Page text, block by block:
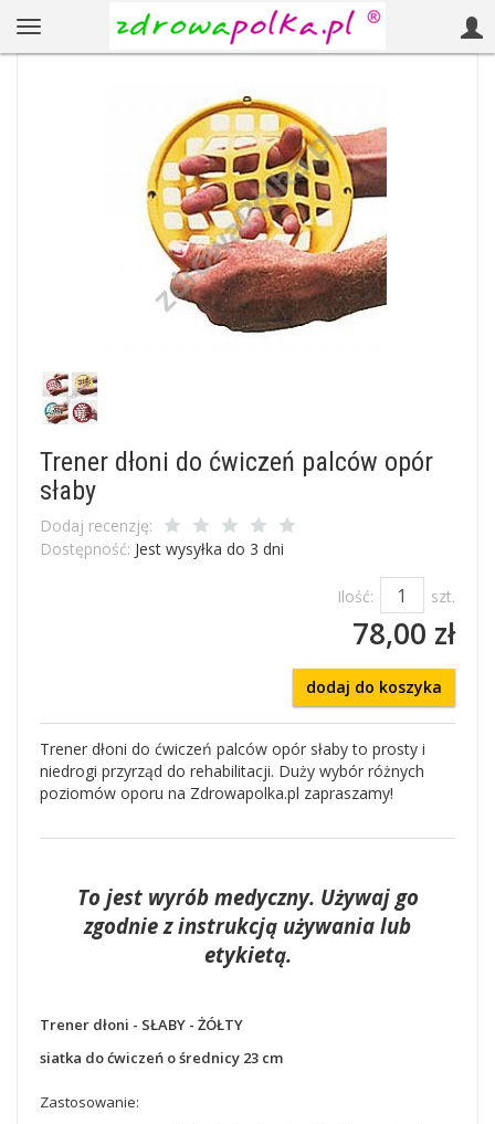
Trener dłoni do ćwiczeń palców opór
słaby
Dodaj recenzję:
Dostępność: Jest wysyłka do 3 dni
Ilość: szt.
78,00 zł
dodaj do koszyka
Trener dłoni do ćwiczeń palców opór słaby to prosty i
niedrogi przyrząd do rehabilitacji. Duży wybór różnych
poziomów oporu na Zdrowapolka.pl zapraszamy!
To jest wyrób medyczny. Używaj go
zgodnie z instrukcją używania lub
etykietą.
Trener dłoni - SŁABY - ŻÓŁTY
siatka do ćwiczeń o średnicy 23 cm
Zastosowanie: